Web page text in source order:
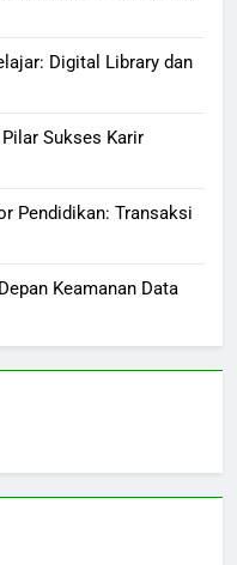
Digital Library dan
Sukses Karir
Pendidikan: Transaksi
Keamanan Data